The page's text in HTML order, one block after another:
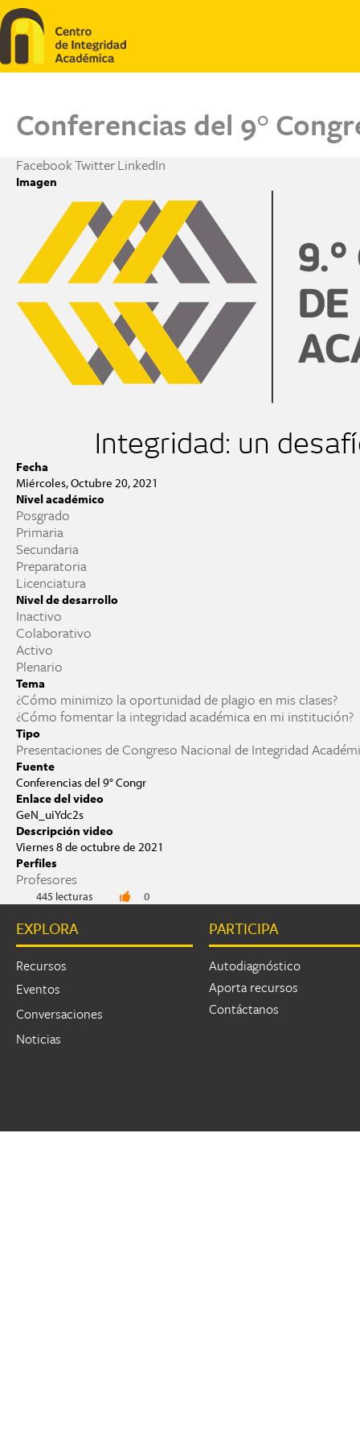
Pasar al contenido principal
Conferencias del 9°
FacebookTwitterLinkedIn
Imagen
Fecha
Miércoles, Octubre 20, 2021
Nivel académico
Posgrado
Primaria
Secundaria
Preparatoria
Licenciatura
Nivel de desarrollo
Inactivo
Colaborativo
Activo
Plenario
Tema
¿Cómo minimizo la oportunidad de plagio en mis clases?
¿Cómo fomentar la integridad académica en mi institución?
Tipo
Presentaciones de Congreso Nacional de Integridad
Fuente
Conferencias del 9° Congr
Enlace del video
GeN_uiYdc2s
Descripción video
Viernes 8 de octubre de 2021
Perfiles
Profesores
445 lecturas 0
EXPLORA
Recursos
Eventos
Conversaciones
Noticias
PARTICIPA
Autodiagnóstico
Aporta recursos
Contáctanos